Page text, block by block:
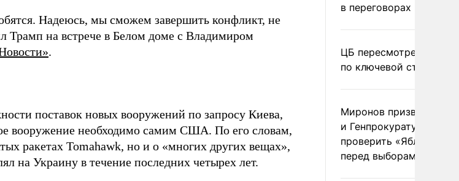
Надеюсь, мы сможем завершить конфликт, не
Трамп на встрече в Белом доме с Владимиром
.
поставок новых вооружений по запросу Киева,
вооружение необходимо самим США. По его словам,
ракетах Tomahawk, но и о «многих других вещах»,
на Украину в течение последних четырех лет.
в переговорах по
ЦБ пересмотрел
по ключевой ставке
Миронов призвал
и Генпрокуратуру
проверить «Яблоко»
перед выборами